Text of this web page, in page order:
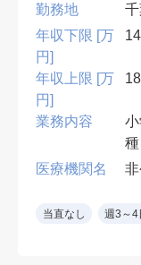
勤務地
年収下限 [万
円]
年収上限 [万
円]
業務内容
医療機関名
当直なし 週3～4